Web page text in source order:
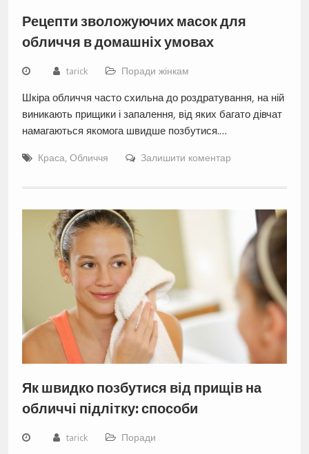
Рецепти зволожуючих масок для
обличчя в домашніх умовах
tarick Поради жінкам
Шкіра обличчя часто схильна до роздратування, на ній
виникають прищики і запалення, від яких багато дівчат
намагаються якомога швидше позбутися.…
Краса, Обличчя Залишити коментар
Як швидко позбутися від прищів на
обличчі підлітку: способи
tarick Поради